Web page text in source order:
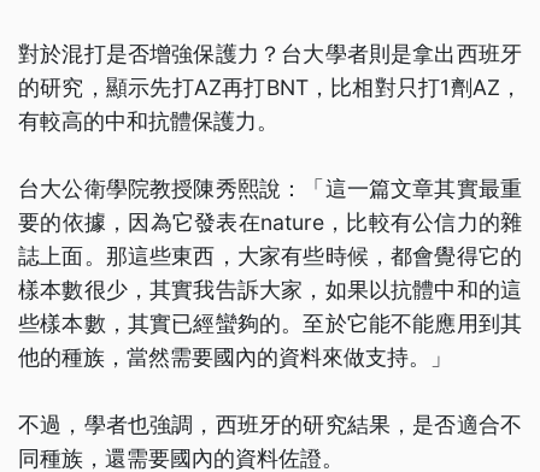
對於混打是否增強保護力？台大學者則是拿出西班牙
的研究，顯示先打AZ再打BNT，比相對只打1劑AZ，
有較高的中和抗體保護力。
台大公衛學院教授陳秀熙說：「這一篇文章其實最重
要的依據，因為它發表在nature，比較有公信力的雜
誌上面。那這些東西，大家有些時候，都會覺得它的
樣本數很少，其實我告訴大家，如果以抗體中和的這
些樣本數，其實已經蠻夠的。至於它能不能應用到其
他的種族，當然需要國內的資料來做支持。」
不過，學者也強調，西班牙的研究結果，是否適合不
同種族，還需要國內的資料佐證。